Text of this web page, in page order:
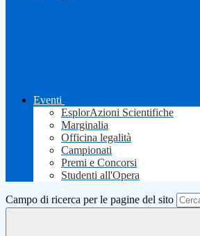
Eventi
EsplorAzioni Scientifiche
Marginalia
Officina legalità
Campionati
Premi e Concorsi
Studenti all'Opera
Campo di ricerca per le pagine del sito